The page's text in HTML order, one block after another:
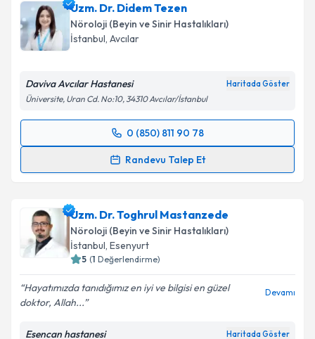
Uzm. Dr. Didem Tezen
Nöroloji (Beyin ve Sinir Hastalıkları)
İstanbul, Avcılar
Daviva Avcılar Hastanesi Haritada Göster
Üniversite, Uran Cd. No:10, 34310 Avcılar/İstanbul
0 (850) 811 90 78
Randevu Talep Et
Randevu Takvimi Talebi
takvim hazırlandığında e-posta ile bilgilendireceğiz.
E-posta Adresiniz
Uzm. Dr. Toghrul Mastanzede
Nöroloji (Beyin ve Sinir Hastalıkları)
İstanbul, Esenyurt
5 (1 Değerlendirme)
Hayatımızda tanıdığımız en iyi ve bilgisi en güzel
doktor, Allah...
Devamı
Esencan hastanesi Haritada Göster